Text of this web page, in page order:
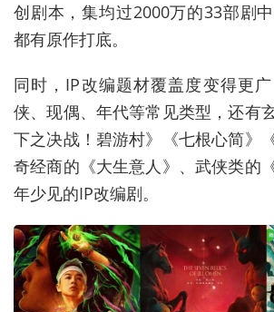
创剧本，集均过2000万的33部剧
都有原作打底。
同时，IP改编题材覆盖度变得更
侠、现偶、年代等常见类型，还有
下之决战！碧游村》《七根心简》
奇经商的《大生意人》、武侠类的
年少见的IP改编剧。